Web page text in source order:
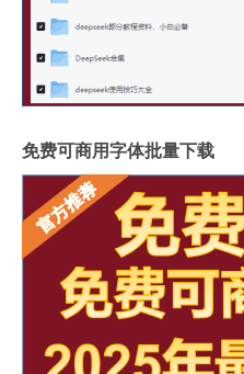
免费可商用字体批量下载